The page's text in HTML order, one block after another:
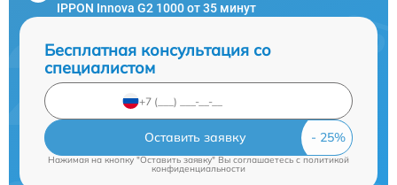
IPPON Innova G2 1000 от 35 минут
Бесплатная консультация со
специалистом
Оставить заявку
Нажимая на кнопку "Оставить заявку" Вы соглашаетесь cполитикой
конфиденциальности